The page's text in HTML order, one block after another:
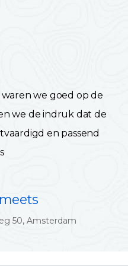
we goed op de
we de indruk dat de
en passend
50, Amsterdam